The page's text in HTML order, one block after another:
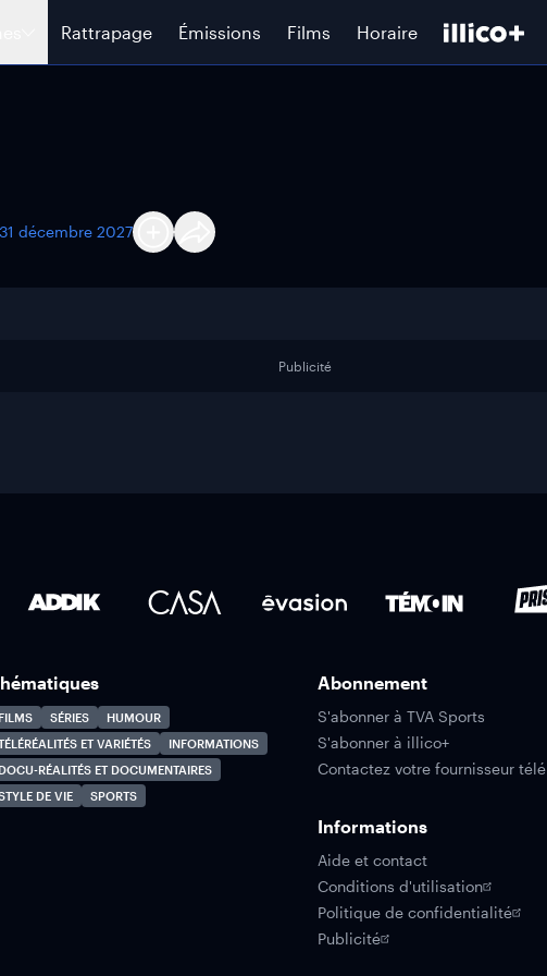
Rattrapage Émissions Films Horaire
31 décembre 2027
Publicité
FILMS SÉRIES
HUMOUR
ET VARIÉTÉS
INFORMATIONS
DOCU-RÉALITÉS ET DOCUMENTAIRES
DE VIE
SPORTS
Abonnement
S'abonner à TVA Sports
S'abonner à illico+
Contactez votre fournisseur télé
Informations
Aide et contact
Conditions d'utilisation
Politique de confidentialité
Publicité